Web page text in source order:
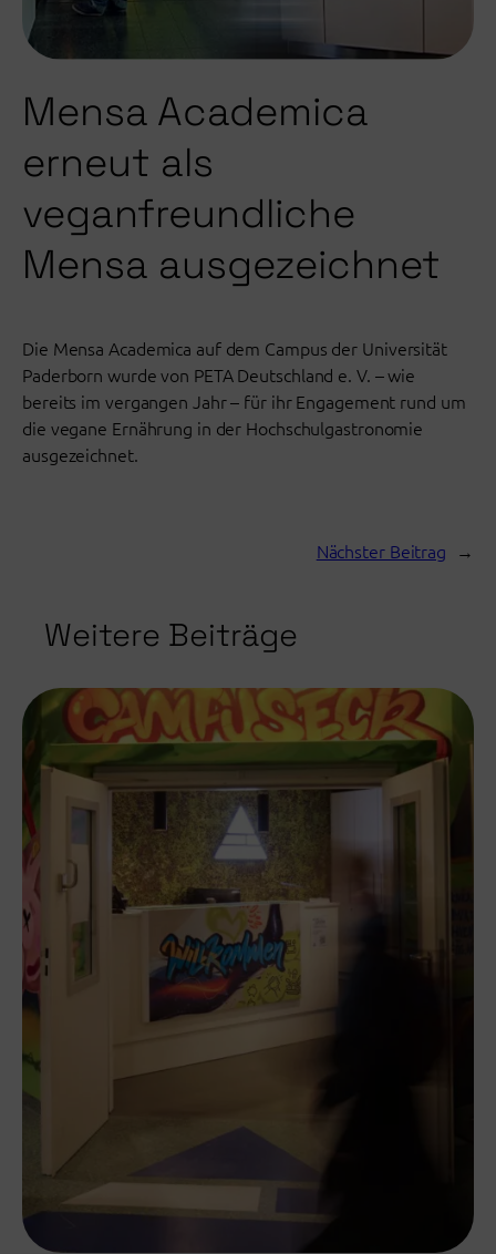
Mensa Academica
erneut als
veganfreundliche
Mensa ausgezeichnet
Die Mensa Academica auf dem Campus der Universität
Paderborn wurde von PETA Deutschland e. V. – wie
bereits im vergangen Jahr – für ihr Engagement rund um
die vegane Ernährung in der Hochschulgastronomie
ausgezeichnet.
Nächster Beitrag →
Weitere Beiträge